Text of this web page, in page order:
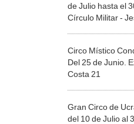
de Julio hasta el
Círculo Militar -
Circo Místico
Del 25 de Junio.
Costa 21
Gran Circo de
del 10 de Julio al